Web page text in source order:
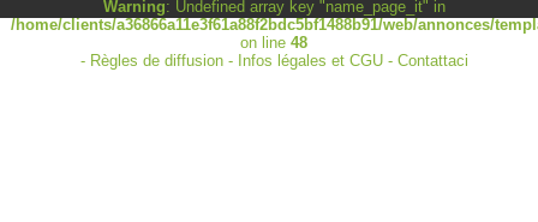
Warning: Undefined array key "name_page_it" in
/home/clients/a36866a11e3f61a88f2bdc5bf1488b91/web/annonces/
on line48
- Règles de diffusion- Infos légales et CGU- Contattaci